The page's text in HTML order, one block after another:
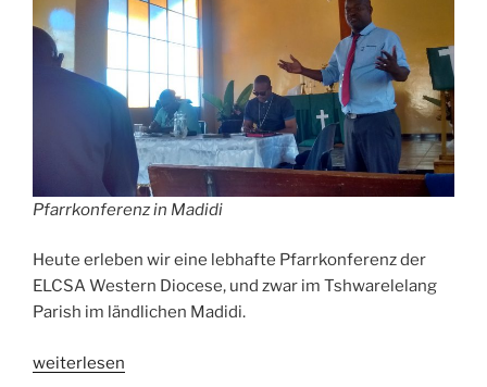
Pfarrkonferenz in Madidi
Heute erleben wir eine lebhafte Pfarrkonferenz der
ELCSA Western Diocese, und zwar im Tshwarelelang
Parish im ländlichen Madidi.
„Raus
weiterlesen